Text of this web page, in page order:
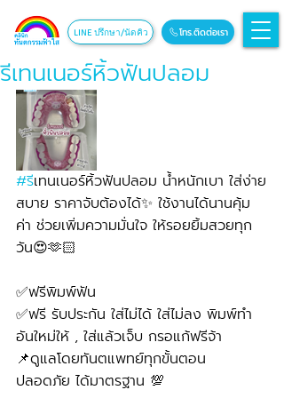
โทร.ติดต่อเรา
LINE ปรึกษา/นัดคิว
รีเทนเนอร์หิ้วฟันปลอม
#รีเทนเนอร์หิ้วฟันปลอม น้ำหนักเบา ใส่ง่าย
สบาย ราคาจับต้องได้✨ ใช้งานได้นานคุ้ม
ค่า ช่วยเพิ่มความมั่นใจ ให้รอยยิ้มสวยทุก
วัน😍🫶🏻
✅ฟรีพิมพ์ฟัน
✅ฟรี รับประกัน ใส่ไม่ได้ ใส่ไม่ลง พิมพ์ทำ
อันใหม่ให้ , ใส่แล้วเจ็บ กรอแก้ฟรีจ้า
📌ดูแลโดยทันตแพทย์ทุกขั้นตอน
ปลอดภัย ได้มาตรฐาน 💯